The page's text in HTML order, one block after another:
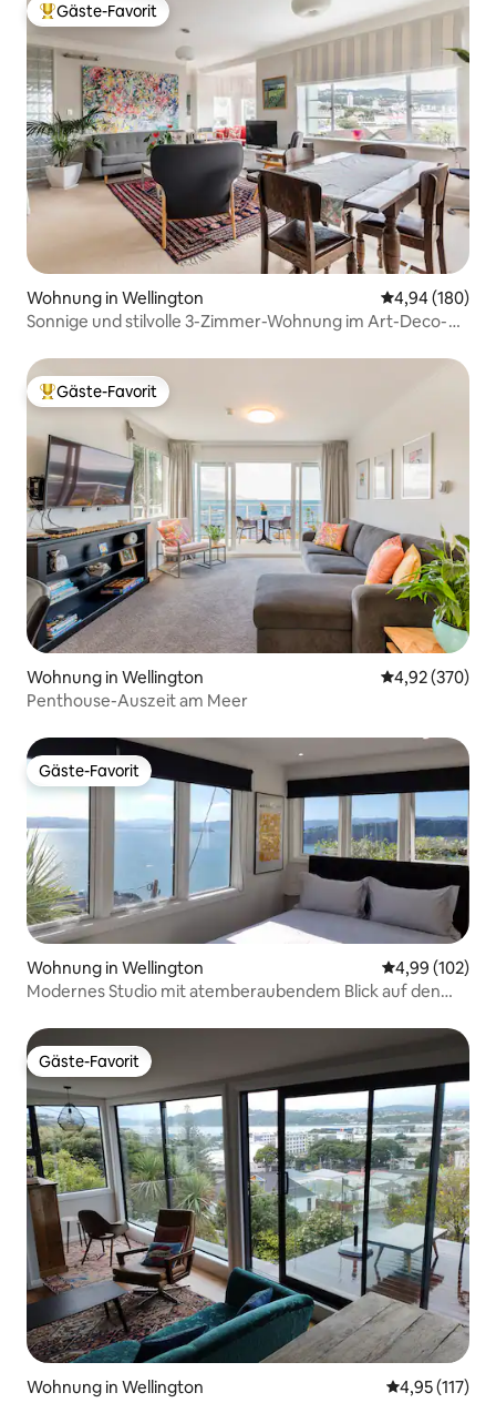
Beliebter Gäste-Favorit.
Gäste-Favorit
Wohnung in Wellington
4,94 (180)
Sonnige und stilvolle 3-Zimmer-Wohnung im Art-Deco-
Beliebter Gäste-Favorit.
Gäste-Favorit
Wohnung in Wellington
4,92 (370)
Penthouse-Auszeit am Meer
Gäste-Favorit
Gäste-Favorit
Wohnung in Wellington
4,99 (102)
Modernes Studio mit atemberaubendem Blick auf den
Gäste-Favorit
Gäste-Favorit
Wohnung in Wellington
4,95 (117)